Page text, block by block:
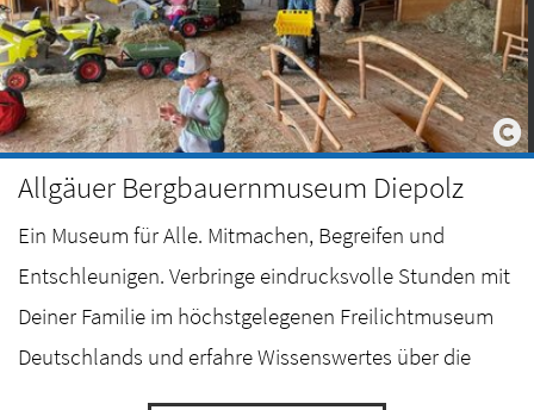
Allgäuer Bergbauernmuseum Diepolz
Ein Museum für Alle. Mitmachen, Begreifen und
Entschleunigen. Verbringe eindrucksvolle Stunden mit
Deiner Familie im höchstgelegenen Freilichtmuseum
Deutschlands und erfahre Wissenswertes über die
Milch- und Alpwirtschaft im Allgäu.